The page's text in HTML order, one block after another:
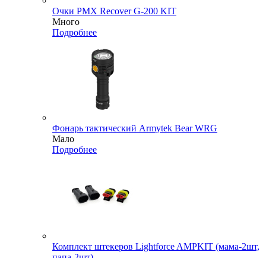
Очки PMX Recover G-200 KIT
Много
Подробнее
Фонарь тактический Armytek Bear WRG
Мало
Подробнее
Комплект штекеров Lightforce AMPKIT (мама-2шт,